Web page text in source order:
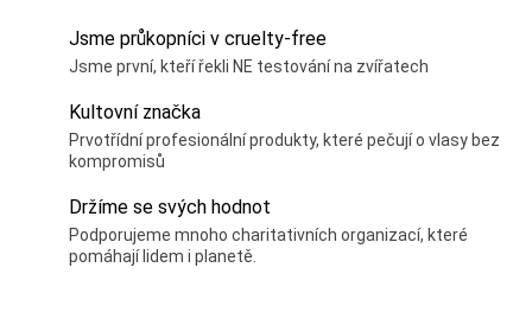
Jsme průkopníci v cruelty-free
Jsme první, kteří řekli NE testování na zvířatech
Kultovní značka
Prvotřídní profesionální produkty, které pečují o vlasy bez
kompromisů
Držíme se svých hodnot
Podporujeme mnoho charitativních organizací, které
pomáhají lidem i planetě.